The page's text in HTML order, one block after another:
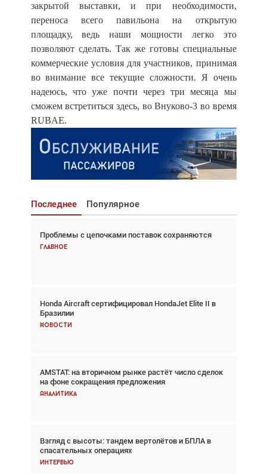
закрытой выставки, и при необходимости,
переноса всего павильона на открытую
площадку, ведь наши мощности легко это
позволяют сделать. Так же готовы специальные
коммерческие условия для участников, принимая
во внимание все текущие сложности. Я очень
надеюсь, что уже почти через три месяца мы
сможем встретиться здесь, во Внуково-3 во время
RUBAE.
Последнее Популярное
Проблемы с цепочками поставок сохраняются
Главное
Honda Aircraft сертифицировал HondaJet Elite II в
Бразилии
Новости
AMSTAT: на вторичном рынке растёт число сделок
на фоне сокращения предложения
Аналитика
Взгляд с высоты: тандем вертолётов и БПЛА в
спасательных операциях
Интервью
Взгляд с высоты: тандем вертолётов и БПЛА в
спасательных операциях
Авиационный фотограф Дэйв Кох: «Фотография
говорит сама за себя... а ИИ всё портит»
Новости
Проблемы с цепочками поставок сохраняются
Аналитика
Частный самолёт – это актив. Подходите к
покупке соответствующим образом
Интервью